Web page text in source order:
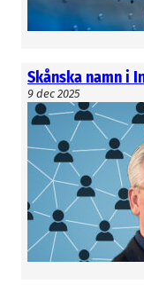
Skånska namn i
9 dec 2025